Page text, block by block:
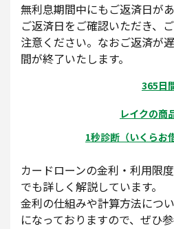
無利息期間中にもご返済日が
ご返済日をご確認いただき、
注意ください。なおご返済が
間が終了いたします。
365日
レイクの商
1秒診断（いくらお
カードローンの金利・利用限
でも詳しく解説しています。
金利の仕組みや計算方法につ
になっておりますので、ぜひ